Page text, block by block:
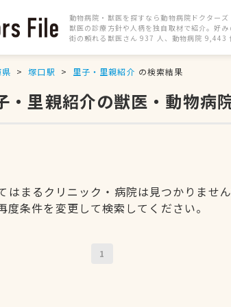
動物病院・獣医を探すなら動物病院ドクターズ
獣医の診療方針や人柄を独自取材で紹介。好み
街の頼れる獣医さん 937 人、動物病院
塚口駅 里子・里親紹介 の検索結果
・里親紹介の獣医・動物病
はまるクリニック・病院は見つかりません
度条件を変更して検索してください。
1